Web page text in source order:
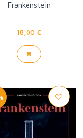
Frankenstein
18,00 €